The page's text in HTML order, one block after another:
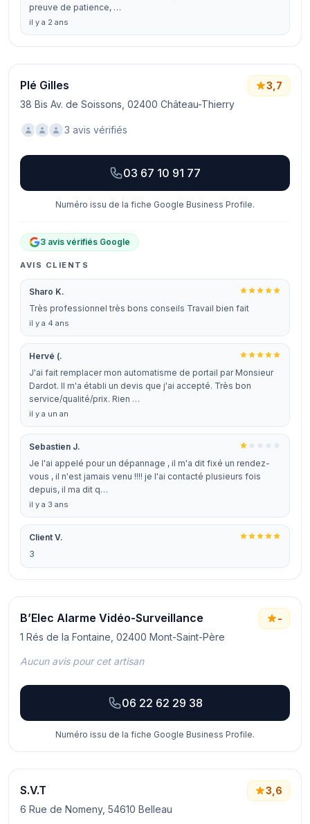
preuve de patience, …
il y a 2 ans
Plé Gilles
38 Bis Av. de Soissons, 02400 Château-Thierry
3,7
3 avis vérifiés
03 67 10 91 77
Numéro issu de la fiche Google Business Profile.
3 avis vérifiés Google
AVIS CLIENTS
Sharo K.
Très professionnel très bons conseils Travail bien fait
il y a 4 ans
Hervé (.
J'ai fait remplacer mon automatisme de portail par Monsieur
Dardot. Il m'a établi un devis que j'ai accepté. Très bon
service/qualité/prix. Rien …
il y a un an
Sebastien J.
Je l'ai appelé pour un dépannage , il m'a dit fixé un rendez-
vous , il n'est jamais venu !!!! je l'ai contacté plusieurs fois
depuis, il ma dit q…
il y a 3 ans
Client V.
3
B’Elec Alarme Vidéo-Surveillance
1 Rés de la Fontaine, 02400 Mont-Saint-Père
-
Aucun avis pour cet artisan
06 22 62 29 38
Numéro issu de la fiche Google Business Profile.
S.V.T
6 Rue de Nomeny, 54610 Belleau
3,6